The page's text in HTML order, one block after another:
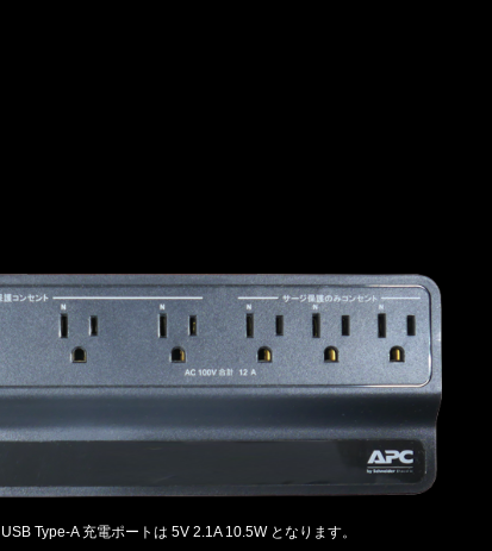
Type-A 充電ポートは 5V 2.1A 10.5W となります。